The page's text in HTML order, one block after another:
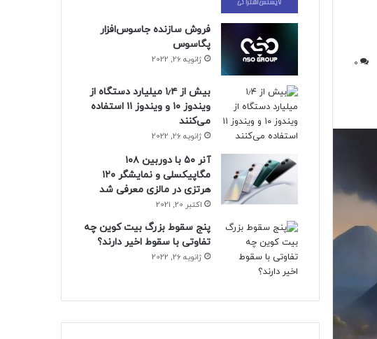
0
فروش سازنده جاسوس‌افزار
پگاسوس
ژانویه 26, 2022
بیش از ۱٫۴ میلیارد دستگاه از
ویندوز ۱۰ و ویندوز ۱۱ استفاده
می‌کنند
ژانویه 26, 2022
آنر ۵۰ با دوربین ۱۰۸
مگاپیکسلی و نمایشگر ۱۲۰
هرتزی در مالزی معرفی شد
اکتبر 20, 2021
پنج سقوط بزرگ بیت کوین چه
تفاوتی با سقوط اخیر دارند؟
ژانویه 26, 2022